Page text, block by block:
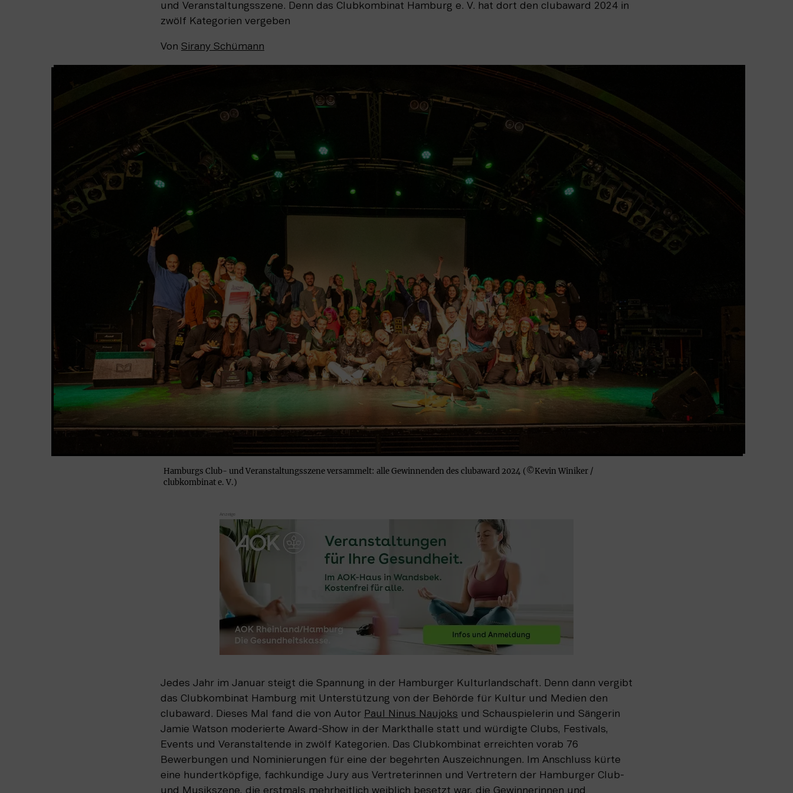
und Veranstaltungsszene. Denn das Clubkombinat Hamburg e. V. hat dort den clubaward 2024 in
zwölf Kategorien vergeben
Von Sirany Schümann
Hamburgs Club- und Veranstaltungsszene versammelt: alle Gewinnenden des clubaward 2024 (©Kevin Winiker /
clubkombinat e. V.)
Jedes Jahr im Januar steigt die Spannung in der Hamburger Kulturlandschaft. Denn dann vergibt
das Clubkombinat Hamburg mit Unterstützung von der Behörde für Kultur und Medien den
clubaward. Dieses Mal fand die von Autor Paul Ninus Naujoks und Schauspielerin und Sängerin
Jamie Watson moderierte Award-Show in der Markthalle statt und würdigte Clubs, Festivals,
Events und Veranstaltende in zwölf Kategorien. Das Clubkombinat erreichten vorab 76
Bewerbungen und Nominierungen für eine der begehrten Auszeichnungen. Im Anschluss kürte
eine hundertköpfige, fachkundige Jury aus Vertreterinnen und Vertretern der Hamburger Club-
und Musikszene, die erstmals mehrheitlich weiblich besetzt war, die Gewinnerinnen und